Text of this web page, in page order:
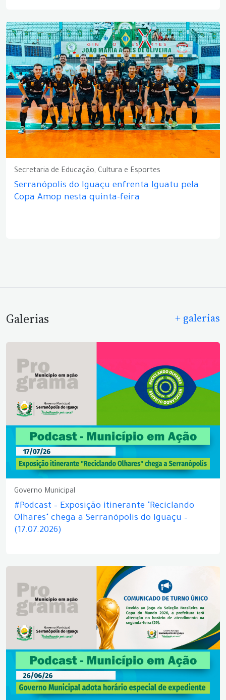
Secretaria de Educação, Cultura e Esportes
Serranópolis do Iguaçu enfrenta Iguatu pela
Copa Amop nesta quinta-feira
Galerias + galerias
Governo Municipal
#Podcast – Exposição itinerante "Reciclando
Olhares" chega a Serranópolis do Iguaçu –
(17.07.2026)